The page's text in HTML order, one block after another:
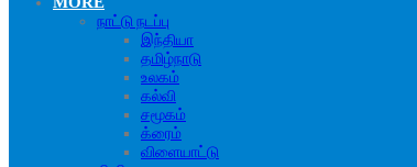
நாட்டு நடப்பு
இந்தியா
தமிழ்நாடு
உலகம்
கல்வி
சமூகம்
க்ரைம்
விளையாட்டு